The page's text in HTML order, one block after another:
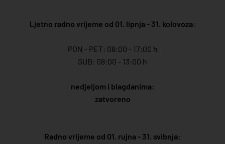
Ljetno radno vrijeme od 01. lipnja - 31. kolovoza:
PON - PET: 08:00 - 17:00 h
SUB: 08:00 - 13:00 h
nedjeljom i blagdanima:
zatvoreno
Radno vrijeme od 01. rujna - 31. svibnja: